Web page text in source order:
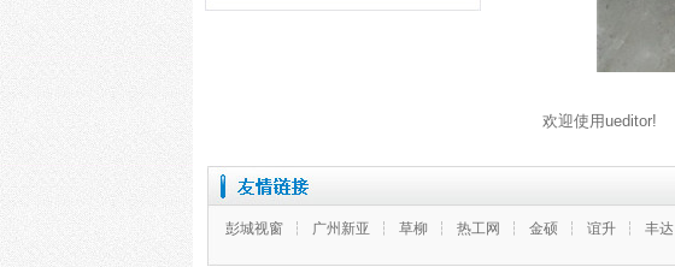
欢迎使用ueditor!
彭城视窗 ┆ 广州新亚 ┆ 草柳 ┆ 热工网 ┆ 金硕 ┆ 谊升 ┆ 丰达